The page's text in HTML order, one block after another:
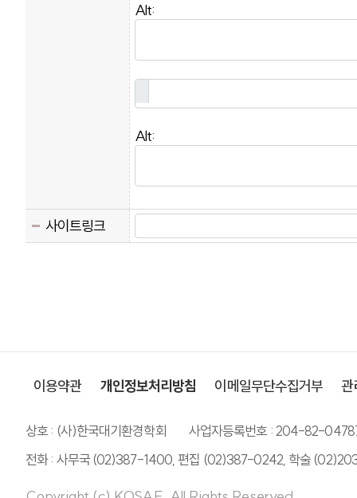
Alt:
Alt:
사이트링크
이용약관 개인정보처리방침 이메일무단수집거부 관
상호 : (사)한국대기환경학회
사업자등록번호 : 204-82-
전화 : 사무국 (02)387-1400, 편집 (02)387-0242, 학술